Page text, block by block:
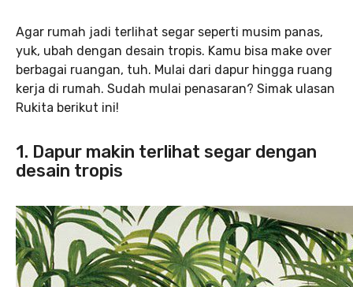
Agar rumah jadi terlihat segar seperti musim panas,
yuk, ubah dengan desain tropis. Kamu bisa make over
berbagai ruangan, tuh. Mulai dari dapur hingga ruang
kerja di rumah. Sudah mulai penasaran? Simak ulasan
Rukita berikut ini!
1. Dapur makin terlihat segar dengan
desain tropis